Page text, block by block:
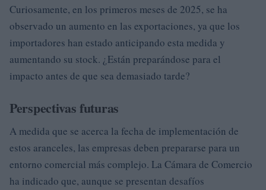
Curiosamente, en los primeros meses de 2025, se ha
observado un aumento en las exportaciones, ya que los
importadores han estado anticipando esta medida y
aumentando su stock. ¿Están preparándose para el
impacto antes de que sea demasiado tarde?
Perspectivas futuras
A medida que se acerca la fecha de implementación de
estos aranceles, las empresas deben prepararse para un
entorno comercial más complejo. La Cámara de Comercio
ha indicado que, aunque se presentan desafíos